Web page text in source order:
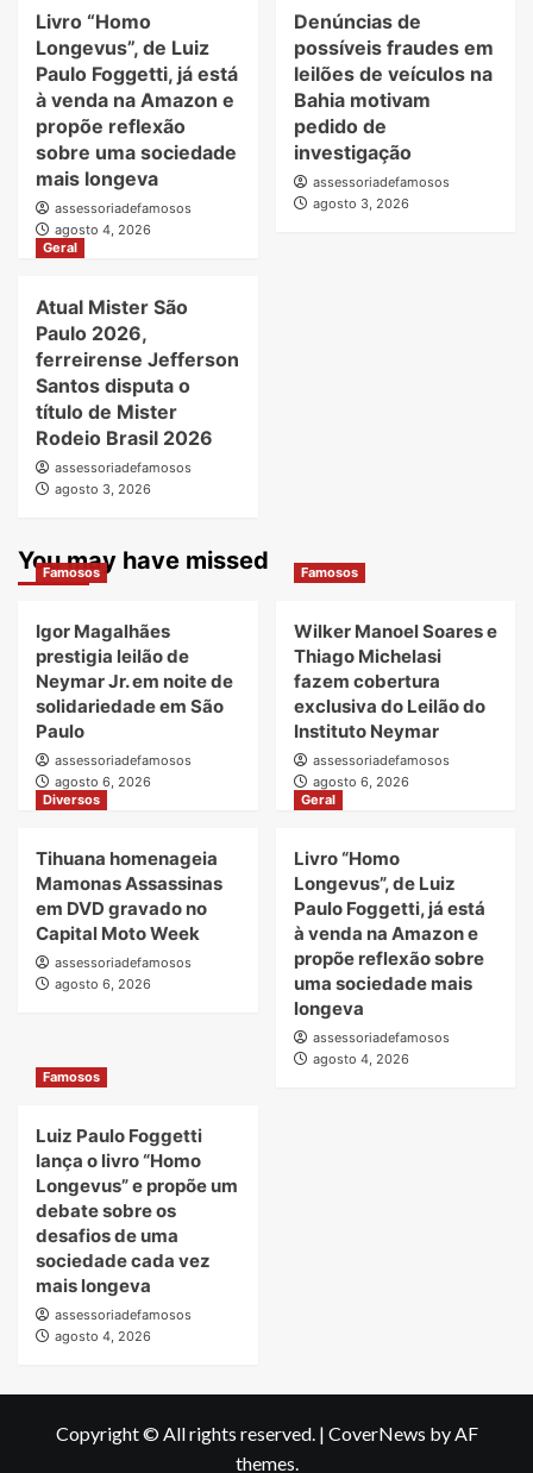
Livro “Homo
Longevus”, de Luiz
Paulo Foggetti, já está
à venda na Amazon e
propõe reflexão
sobre uma sociedade
mais longeva
assessoriadefamosos
agosto 4, 2026
Denúncias de
possíveis fraudes em
leilões de veículos na
Bahia motivam
pedido de
investigação
assessoriadefamosos
agosto 3, 2026
Geral
Atual Mister São
Paulo 2026,
ferreirense Jefferson
Santos disputa o
título de Mister
Rodeio Brasil 2026
assessoriadefamosos
agosto 3, 2026
You may have missed
Famosos
Igor Magalhães
prestigia leilão de
Neymar Jr. em noite de
solidariedade em São
Paulo
assessoriadefamosos
agosto 6, 2026
Famosos
Wilker Manoel Soares e
Thiago Michelasi
fazem cobertura
exclusiva do Leilão do
Instituto Neymar
assessoriadefamosos
agosto 6, 2026
Diversos
Tihuana homenageia
Mamonas Assassinas
em DVD gravado no
Capital Moto Week
assessoriadefamosos
agosto 6, 2026
Geral
Livro “Homo
Longevus”, de Luiz
Paulo Foggetti, já está
à venda na Amazon e
propõe reflexão sobre
uma sociedade mais
longeva
assessoriadefamosos
agosto 4, 2026
Famosos
Luiz Paulo Foggetti
lança o livro “Homo
Longevus” e propõe um
debate sobre os
desafios de uma
sociedade cada vez
mais longeva
assessoriadefamosos
agosto 4, 2026
Copyright © All rights reserved. | CoverNews by AF
themes.